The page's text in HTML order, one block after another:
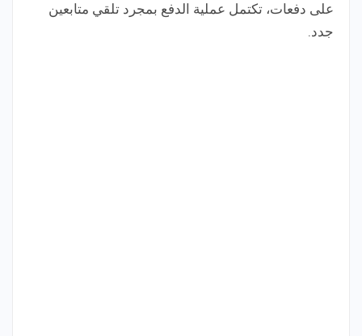
على دفعات، تكتمل عملية الدفع بمجرد تلقي متابعين
جدد.